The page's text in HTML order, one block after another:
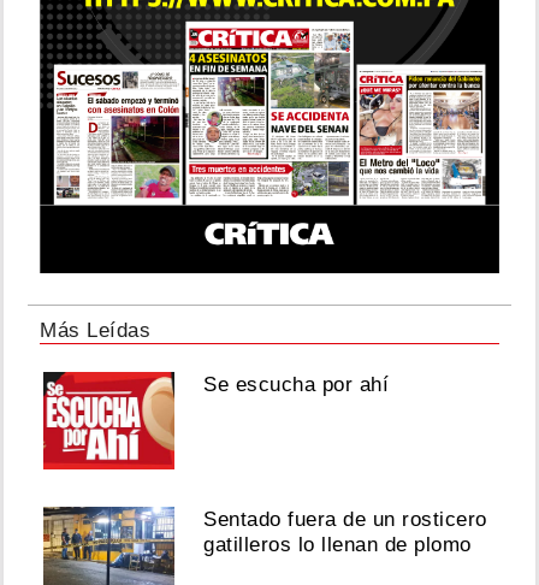
Más Leídas
Se escucha por ahí
Sentado fuera de un rosticero
gatilleros lo llenan de plomo